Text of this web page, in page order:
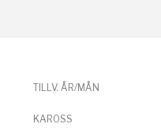
TILLV. ÅR/MÅN
KAROSS